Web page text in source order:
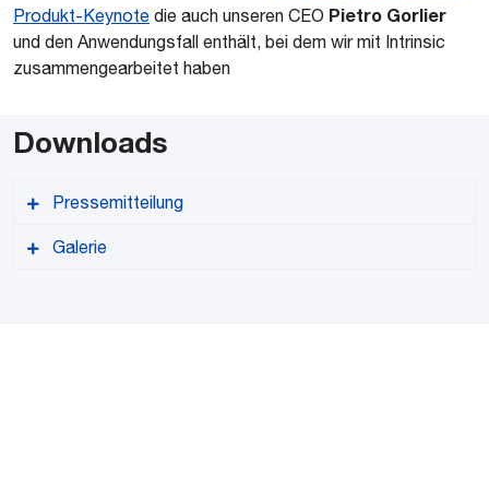
Produkt-Keynote die auch unseren CEO Pietro Gorlier
und den Anwendungsfall enthält, bei dem wir mit Intrinsic
zusammengearbeitet haben
Downloads
Pressemitteilung
Galerie